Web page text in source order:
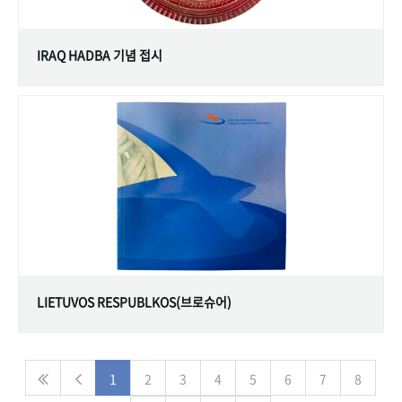
IRAQ HADBA 기념 접시
LIETUVOS RESPUBLKOS(브로슈어)
1 2 3 4 5 6 7 8